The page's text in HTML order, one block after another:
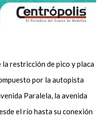
la restricción de pico y placa
por la autopista
Paralela, la avenida
el río hasta su conexión